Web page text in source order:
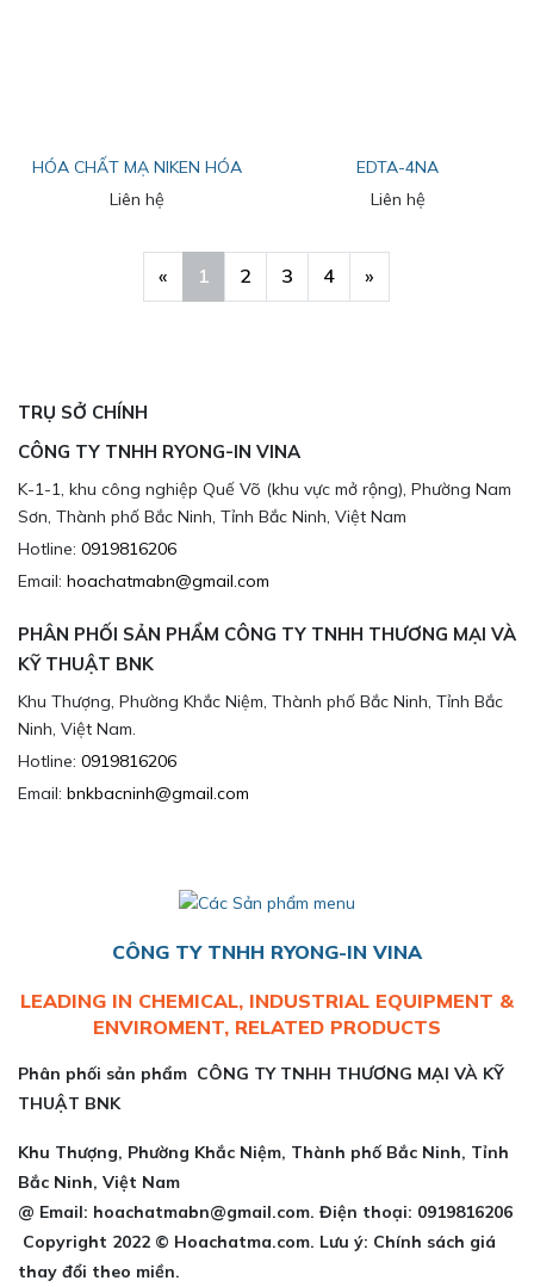
HÓA CHẤT MẠ NIKEN HÓA
Liên hệ
EDTA-4NA
Liên hệ
« 1 2 3 4 »
TRỤ SỞ CHÍNH
CÔNG TY TNHH RYONG-IN VINA
K-1-1, khu công nghiệp Quế Võ (khu vực mở rộng), Phường Nam
Sơn, Thành phố Bắc Ninh, Tỉnh Bắc Ninh, Việt Nam
Hotline: 0919816206
Email: hoachatmabn@gmail.com
PHÂN PHỐI SẢN PHẨM CÔNG TY TNHH THƯƠNG MẠI VÀ
KỸ THUẬT BNK
Khu Thượng, Phường Khắc Niệm, Thành phố Bắc Ninh, Tỉnh Bắc
Ninh, Việt Nam.
Hotline: 0919816206
Email: bnkbacninh@gmail.com
CÔNG TY TNHH RYONG-IN VINA
LEADING IN CHEMICAL, INDUSTRIAL EQUIPMENT &
ENVIROMENT, RELATED PRODUCTS
Phân phối sản phẩm CÔNG TY TNHH THƯƠNG MẠI VÀ KỸ
THUẬT BNK
Khu Thượng, Phường Khắc Niệm, Thành phố Bắc Ninh, Tỉnh
Bắc Ninh, Việt Nam
@ Email: hoachatmabn@gmail.com. Điện thoại: 0919816206
Copyright 2022 © Hoachatma.com. Lưu ý: Chính sách giá
thay đổi theo miền.